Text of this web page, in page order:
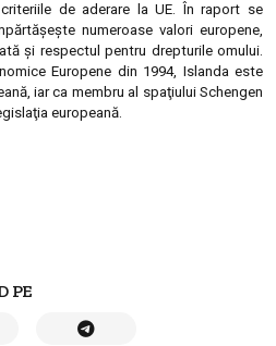
de aderare la UE. În raport se
numeroase valori europene,
şi respectul pentru drepturile omului.
Europene din 1994, Islanda este
iar ca membru al spaţiului Schengen
europeană.
PE